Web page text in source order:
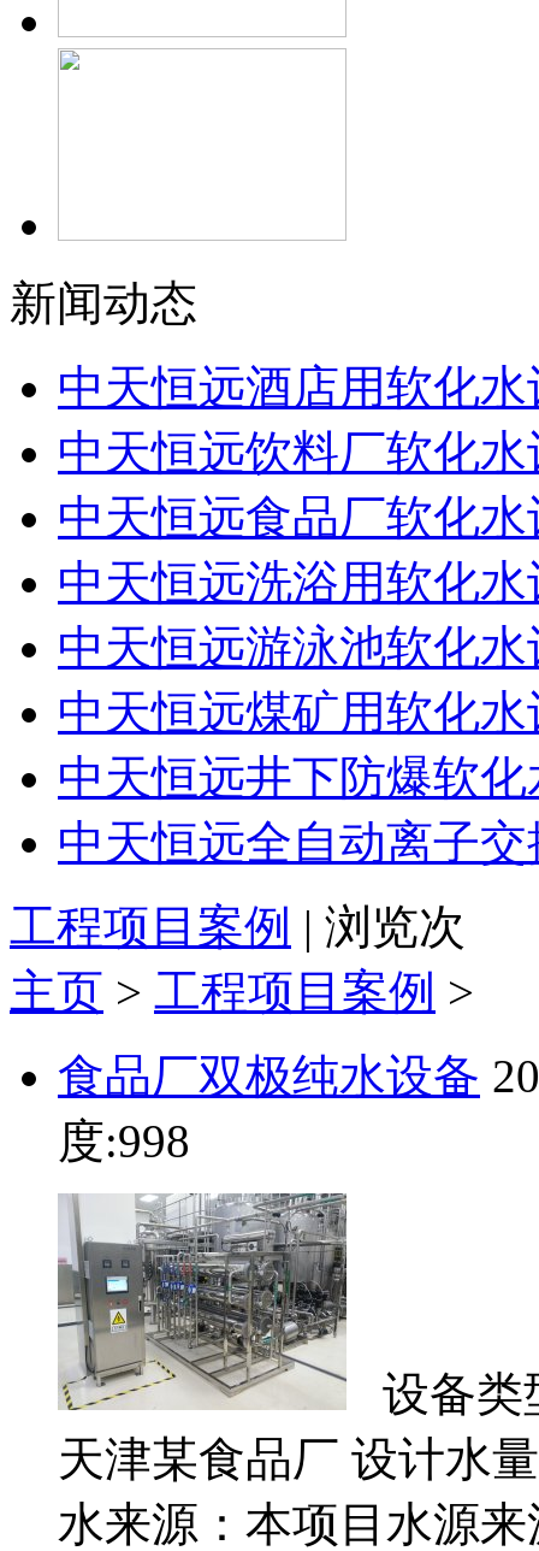
新闻动态
中天恒远酒店用软化
中天恒远饮料厂软化
中天恒远食品厂软化
中天恒远洗浴用软化
中天恒远游泳池软化
中天恒远煤矿用软化
中天恒远井下防爆软
中天恒远全自动离子
工程项目案例 | 浏览次
主页 > 工程项目案例 >
食品厂双极纯水设备
度:998
设备类
天津某食品厂 设计水
水来源：本项目水源